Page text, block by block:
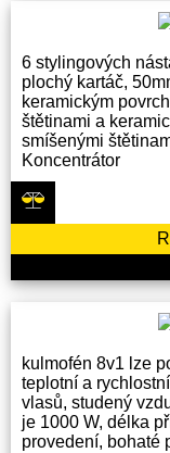
6 stylingových
plochý kartáč,
keramickým
štětinami a
smíšenými
Koncentrátor
kulmofén 8v1 lze
teplotní a
vlasů, studený
je 1000 W, délka
provedení, bohaté